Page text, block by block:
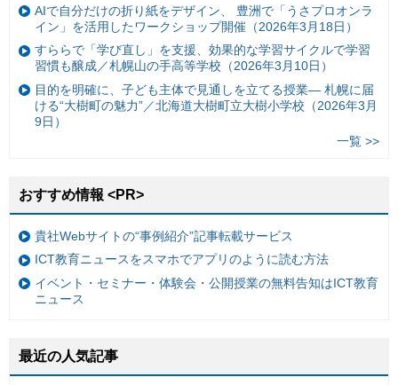
AIで自分だけの折り紙をデザイン、 豊洲で「うさプロオンラ
イン」を活用したワークショップ開催（2026年3月18日）
すららで「学び直し」を支援、効果的な学習サイクルで学習
習慣も醸成／札幌山の手高等学校（2026年3月10日）
目的を明確に、子ども主体で見通しを立てる授業— 札幌に届
ける“大樹町の魅力”／北海道大樹町立大樹小学校（2026年3月
9日）
一覧 >>
おすすめ情報 <PR>
貴社Webサイトの“事例紹介”記事転載サービス
ICT教育ニュースをスマホでアプリのように読む方法
イベント・セミナー・体験会・公開授業の無料告知はICT教育
ニュース
最近の人気記事